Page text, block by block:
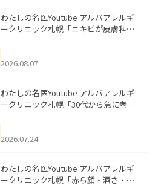
わたしの名医Youtube アルバアレルギ
ークリニック札幌「ニキビが皮膚科で
ました。
2026.08.07
わたしの名医Youtube アルバアレルギ
ークリニック札幌「30代から急に老け
た。
2026.07.24
わたしの名医Youtube アルバアレルギ
ークリニック札幌「赤ら顔・酒さ・ニ